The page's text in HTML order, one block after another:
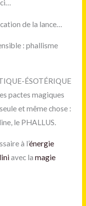
de la lance…
: phallisme
ÉSOTÉRIQUE
pactes magiques
et même chose :
le PHALLUS.
à l’énergie
avec lamagie